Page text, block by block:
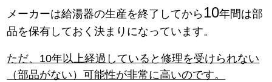
メーカーは給湯器の生産を終了してから10年間は部
品を保有しておく決まりになっています。
ただ、10年以上経過していると修理を受けられない
（部品がない）可能性が非常に高いのです。